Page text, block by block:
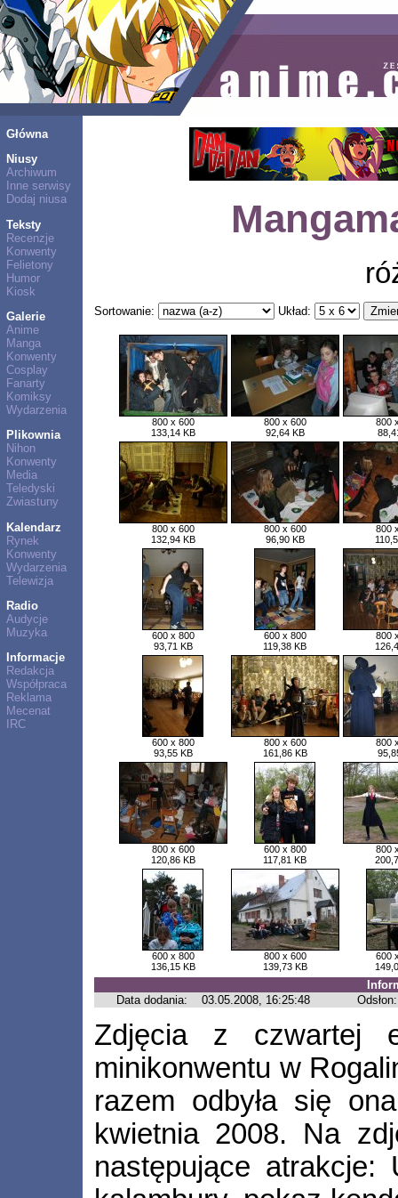
Główna
Niusy
Archiwum
Inne serwisy
Dodaj niusa
Teksty
Recenzje
Konwenty
Felietony
Humor
Kiosk
Galerie
Anime
Manga
Konwenty
Cosplay
Fanarty
Komiksy
Wydarzenia
Plikownia
Nihon
Konwenty
Media
Teledyski
Zwiastuny
Kalendarz
Rynek
Konwenty
Wydarzenia
Telewizja
Radio
Audycje
Muzyka
Informacje
Redakcja
Współpraca
Reklama
Mecenat
IRC
Sortowanie: Układ:
800 x 600
133,14 KB
800 x 600
92,64 KB
800
800 x 600
132,94 KB
800 x 600
96,90 KB
800
600 x 800
93,71 KB
600 x 800
119,38 KB
800
600 x 800
93,55 KB
800 x 600
161,86 KB
800
800 x 600
120,86 KB
600 x 800
117,81 KB
800
600 x 800
136,15 KB
800 x 600
139,73 KB
600
Data dodania:
03.05.2008, 16:25:48 Odsłon:
Zdjęcia z czwartej
minikonwentu w
razem odbyła się
kwietnia 2008. Na
następujące atrakcje: